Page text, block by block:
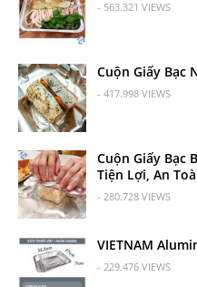
- 563.321 VIEWS
Cuộn Giấy Bạc
- 417.998 VIEWS
Cuộn Giấy Bạc
Tiện Lợi, An
- 280.728 VIEWS
VIETNAM
- 229.476 VIEWS